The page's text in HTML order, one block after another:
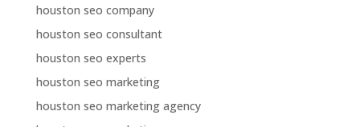
houston seo company
houston seo consultant
houston seo experts
houston seo marketing
houston seo marketing agency